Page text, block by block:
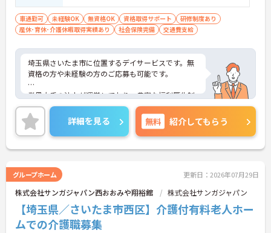
車通勤可 未経験OK 無資格OK 資格取得サポート
研修制度あり
産休･育休･介護休暇取得実績あり
社会保険完備 交通費支給
埼玉県さいたま市に位置するデイサービスです。無
資格の方や未経験の方のご応募も可能です。
業界大手の法人が運営しており、豊富な福利厚生制
度が用意されています。
週2日からのご勤務が可能なので、ご自身の生活ス
タイルに合わせて無理のない範囲で働いていただけ
ます。
ご興味のある方には、面接対策ポイントなど、さら
に詳細をお話しいたしますのでお気軽にご相談くだ
さい！
詳細を見る 無料 紹介してもらう
グループホーム 更新日：2026年07月29日
株式会社サンガジャパン西おおみや翔裕館 株式会社サンガジャパン
【埼玉県／さいたま市西区】介護付有料老人ホー
ムでの介護職募集